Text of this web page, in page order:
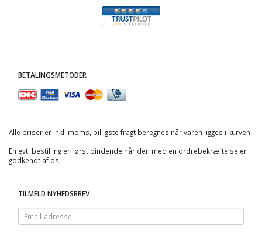
BETALINGSMETODER
Alle priser er inkl. moms, billigste fragt beregnes når varen ligges i kurven.
En evt. bestilling er først bindende når den med en ordrebekræftelse er
godkendt af os.
TILMELD NYHEDSBREV
Email-
adresse